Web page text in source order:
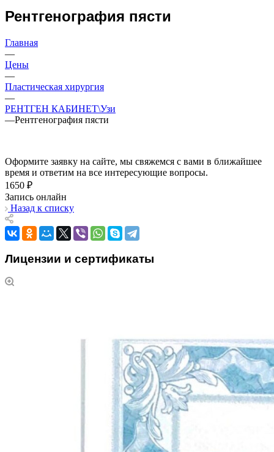
Рентгенография пясти
Главная
—
Цены
—
Пластическая хирургия
—
РЕНТГЕН КАБИНЕТ\Узи
—Рентгенография пясти
Оформите заявку на сайте, мы свяжемся с вами в ближайшее
время и ответим на все интересующие вопросы.
1650 ₽
Запись онлайн
Назад к списку
Лицензии и сертификаты